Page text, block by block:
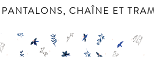
CHAÎNE ET